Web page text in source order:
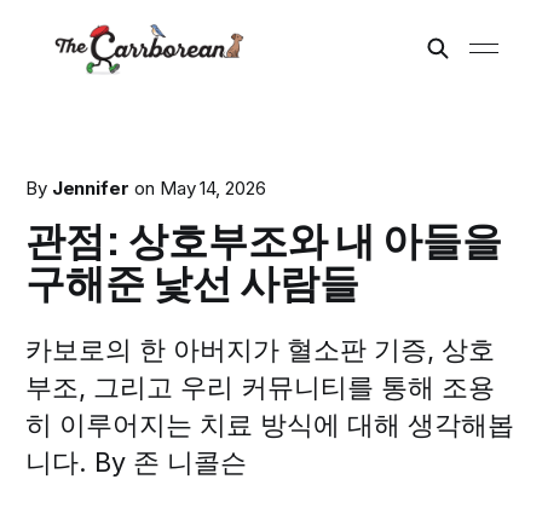
By Jennifer on May 14, 2026
관점: 상호부조와 내 아들을
구해준 낯선 사람들
카보로의 한 아버지가 혈소판 기증, 상호
부조, 그리고 우리 커뮤니티를 통해 조용
히 이루어지는 치료 방식에 대해 생각해봅
니다. By 존 니콜슨